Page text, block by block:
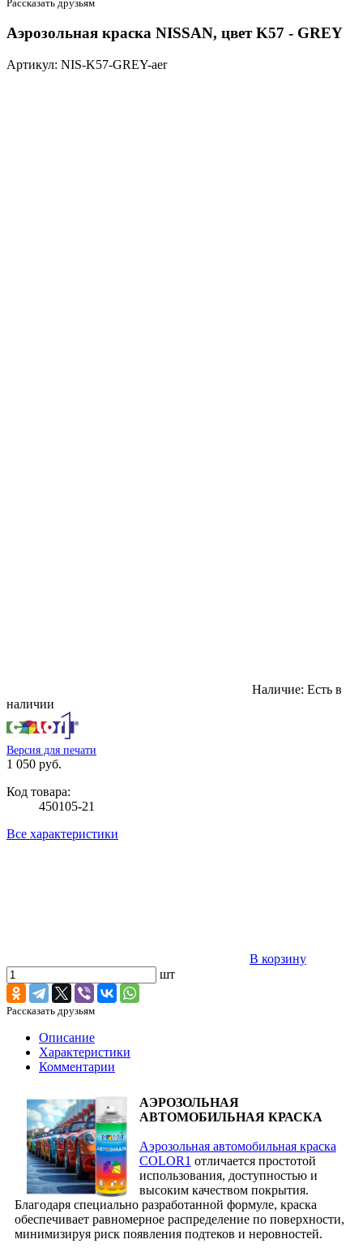
Рассказать друзьям
Аэрозольная краска NISSAN, цвет K57 - GREY
Артикул: NIS-K57-GREY-aer
Наличие: Есть в
наличии
Версия для печати
1 050 руб.
Код товара:
450105-21
Все характеристики
В корзину
шт
Рассказать друзьям
Описание
Характеристики
Комментарии
АЭРОЗОЛЬНАЯ
АВТОМОБИЛЬНАЯ КРАСКА
Аэрозольная автомобильная краска
COLOR1 отличается простотой
использования, доступностью и
высоким качеством покрытия.
Благодаря специально разработанной формуле, краска
обеспечивает равномерное распределение по поверхности,
минимизируя риск появления подтеков и неровностей.